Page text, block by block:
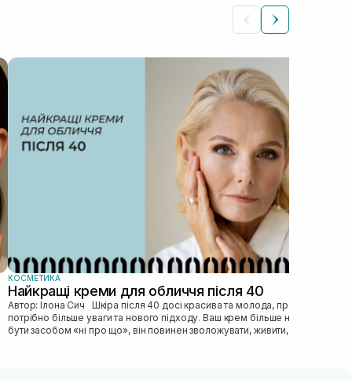
КОСМЕТИКА
Найкращі креми для обличчя після 40
Автор: Ілона Сич Шкіра після 40 досі красива та молода, просто їй
потрібно більше уваги та нового підходу. Ваш крем більше не може
бути засобом «ні про що», він повинен зволожувати, живити, покр...